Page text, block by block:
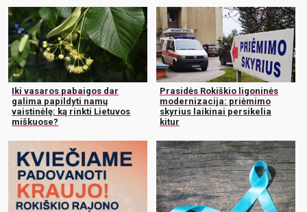
Iki vasaros pabaigos dar
galima papildyti namų
vaistinėlę: ką rinkti Lietuvos
miškuose?
Prasidės Rokiškio ligoninės
modernizacija: priėmimo
skyrius laikinai persikelia
kitur